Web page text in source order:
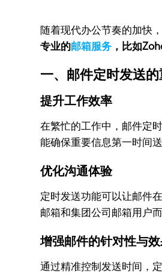
随着现代办公节奏的加快
专业的邮箱服务 ，比如
一、邮件定时发送
提升工作效率
在繁忙的工作中，邮件定
能确保重要信息第一时间
优化沟通体验
定时发送功能可以让邮件
邮箱和集团公司邮箱用户
增强邮件的针对性与
通过精准控制发送时间，